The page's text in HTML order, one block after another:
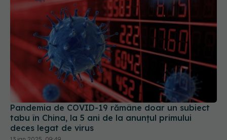
Pandemia de COVID-19 rămâne doar un subiect
tabu în China, la 5 ani de la anunțul primului
deces legat de virus
13 ian 2025, 09:49